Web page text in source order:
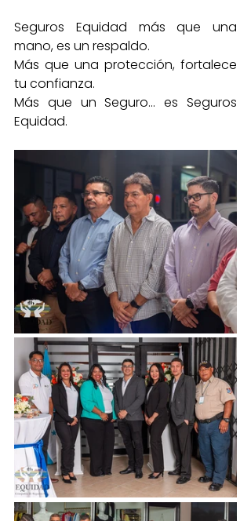
Seguros Equidad más que una
mano, es un respaldo.
Más que una protección, fortalece
tu confianza.
Más que un Seguro… es Seguros
Equidad.